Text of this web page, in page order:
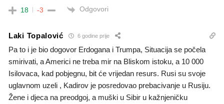
18 -3 Odgovori
Laki Topalović 6 godine prije
Pa to i je bio dogovor Erdogana i Trumpa, Situacija se počela
smirivati, a Americi ne treba mir na Bliskom istoku, a 10 000
Isilovaca, kad pobjegnu, bit će vrijedan resurs. Rusi su svoje
uglavnom uzeli , Kadirov je posredovao prebacivanje u Rusiju.
Žene i djeca na preodgoj, a muški u Sibir u kažnjeničku